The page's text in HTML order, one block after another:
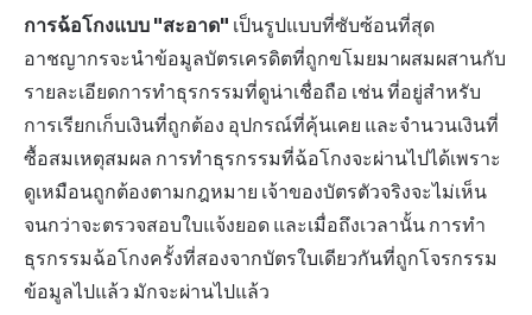
การฉ้อโกงแบบ "สะอาด" เป็นรูปแบบที่ซับซ้อนที่สุด
อาชญากรจะนำข้อมูลบัตรเครดิตที่ถูกขโมยมาผสมผสานกับ
รายละเอียดการทำธุรกรรมที่ดูน่าเชื่อถือ เช่น ที่อยู่สำหรับ
การเรียกเก็บเงินที่ถูกต้อง อุปกรณ์ที่คุ้นเคย และจำนวนเงินที่
ซื้อสมเหตุสมผล การทำธุรกรรมที่ฉ้อโกงจะผ่านไปได้เพราะ
ดูเหมือนถูกต้องตามกฎหมาย เจ้าของบัตรตัวจริงจะไม่เห็น
จนกว่าจะตรวจสอบใบแจ้งยอด และเมื่อถึงเวลานั้น การทำ
ธุรกรรมฉ้อโกงครั้งที่สองจากบัตรใบเดียวกันที่ถูกโจรกรรม
ข้อมูลไปแล้ว มักจะผ่านไปแล้ว